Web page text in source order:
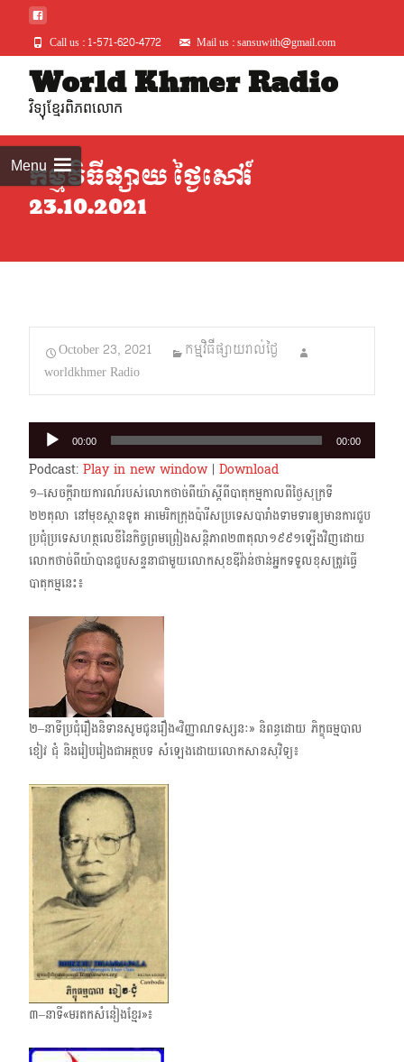
Call us : 1-571-620-4772 Mail us : sansuwith@gmail.com
World Khmer Radio
វិទ្យុខ្មែរពិភពលោក
Menuកម្មវិធីផ្សាយ ថ្ងៃសៅរ៍
23.10.2021
October 23, 2021
កម្មវិធីផ្សាយរាល់ថ្ងៃ
worldkhmer Radio
Audio
Player
00:00 00:00
Podcast: Play in new window| Download
១–សេចក្ដីរាយការណ៍របស់លោកថាច់ពីយ៉ាស្ដីពីបាតុកម្មកាលពីថ្ងៃសុក្រទី
២២តុលា នៅមុខស្ថានទូត អាមេរិកក្រុងប៉ារីសប្រទេសបារាំងទាមទារឲ្យមានការជួប
ប្រជុំប្រទេសហត្ថលេខីនៃកិច្ចព្រមព្រៀងសន្តិភាព២៣តុលា១៩៩១ឡើងវិញដោយ
លោកថាច់ពីយ៉ាបានជួបសន្ទនាជាមួយលោកសុខឌីវ៉ាន់ថាន់អ្នកទទួលខុសត្រូវធ្វើ
បាតុកម្មនេះ៖
២–នាទីប្រជុំរឿងនិទានសូមជូនរឿង«វិញ្ញាណទស្សនៈ» និពន្ធដោយ ភិក្ខុធម្មបាល
ខៀវ ជុំ និងរៀបរៀងជាអត្ថបទ សំឡេងដោយលោកសានសុវិទ្យ៖
៣–នាទី«មរតកសំនៀងខ្មែរ»៖